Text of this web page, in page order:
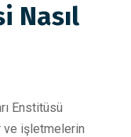
Nasıl
Enstitüsü
ve işletmelerin